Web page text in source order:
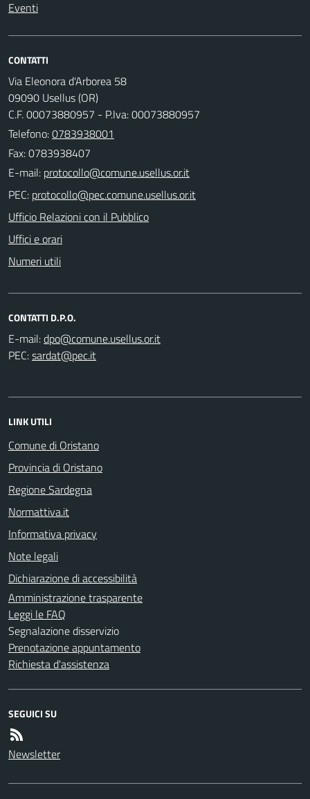
Eventi
CONTATTI
Via Eleonora d'Arborea 58
09090 Usellus (OR)
C.F. 00073880957 - P.Iva: 00073880957
Telefono:0783938001
Fax: 0783938407
E-mail:
PEC:
Ufficio Relazioni con il Pubblico
Uffici e orari
Numeri utili
CONTATTI D.P.O.
E-mail:
PEC:
LINK UTILI
Comune di Oristano
Provincia di Oristano
Regione Sardegna
Normattiva.it
Informativa privacy
Note legali
Dichiarazione di accessibilità
Amministrazione trasparente
Leggi le FAQ
Segnalazione disservizio
Prenotazione appuntamento
Richiesta d'assistenza
SEGUICI SU
Newsletter